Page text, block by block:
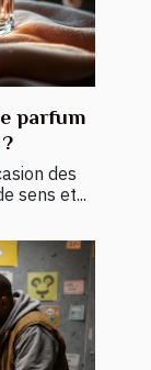
parfum
des
sens et...